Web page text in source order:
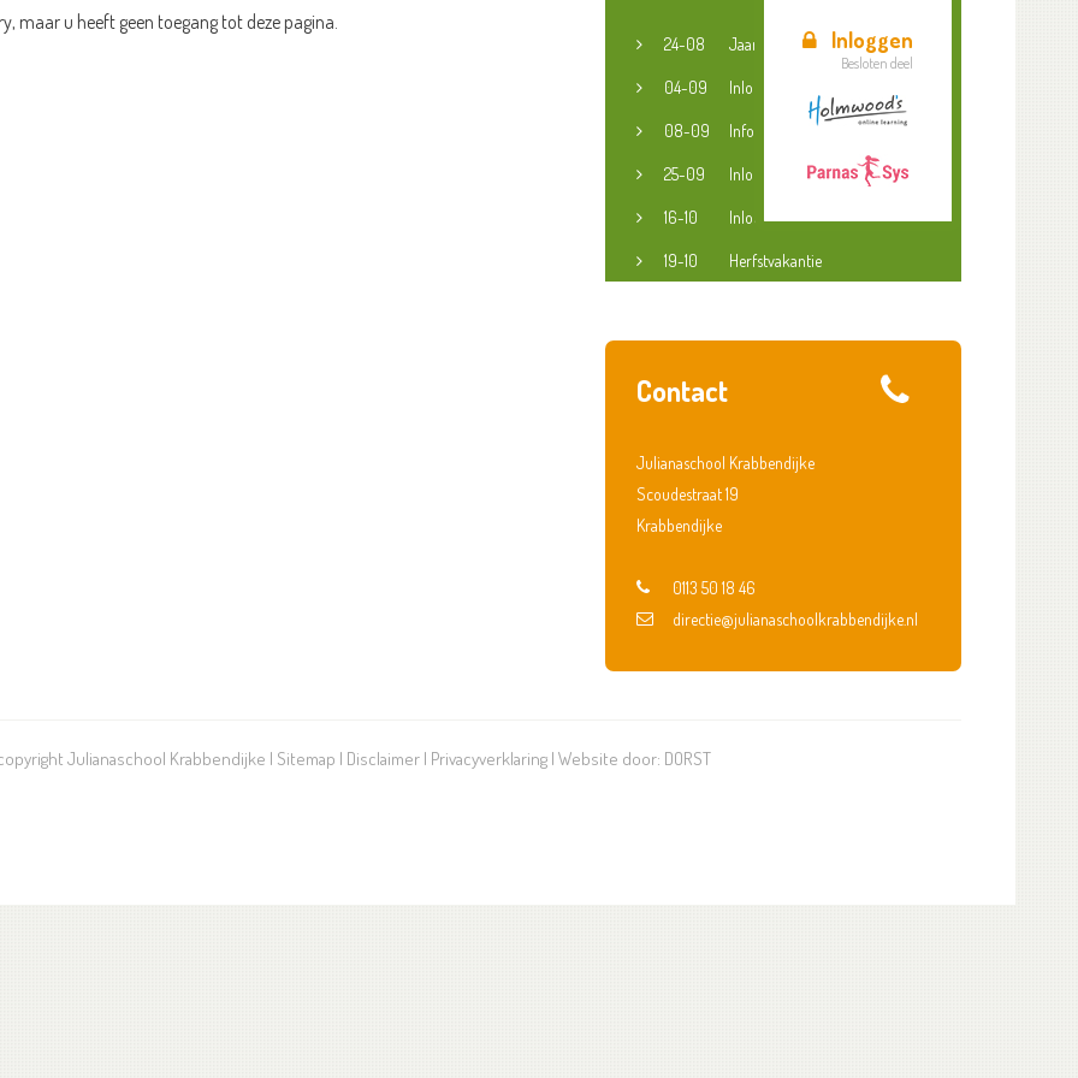
Inloggen
Besloten deel
maar u heeft geen toegang tot deze pagina.
24-08 Jaaropening
04-09 Inloopspreekuur jeugdconsulent
08-09 Informatieavond groep 3-8
25-09 Inloopspreekuur jeugdconsulent
16-10 Inloopspreekuur jeugdconsulent
19-10 Herfstvakantie
Contact
Julianaschool Krabbendijke
Scoudestraat 19
Krabbendijke
0113 50 18 46
directie@julianaschoolkrabbendijke.nl
Julianaschool Krabbendijke | Sitemap | Disclaimer | Privacyverklaring | Website door: DORST